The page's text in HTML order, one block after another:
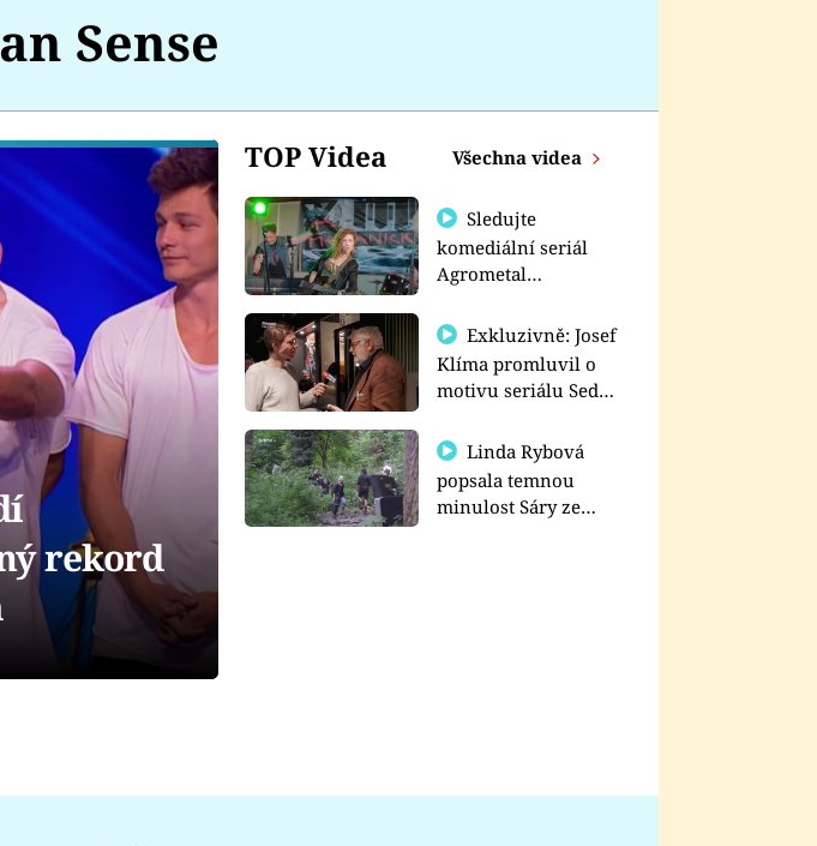
Sense
TOP Videa Všechna videa
Sledujte
komediální seriál
Agrometal
prima+
Exkluzivně: Josef
Klíma promluvil o
motivu seriálu Sedm
Linda Rybová
popsala temnou
minulost Sáry ze
rekord